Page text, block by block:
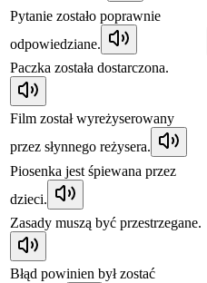
Pytanie zostało poprawnie
odpowiedziane.
Paczka została dostarczona.
Film został wyreżyserowany
przez słynnego reżysera.
Piosenka jest śpiewana przez
dzieci.
Zasady muszą być przestrzegane.
Błąd powinien był zostać